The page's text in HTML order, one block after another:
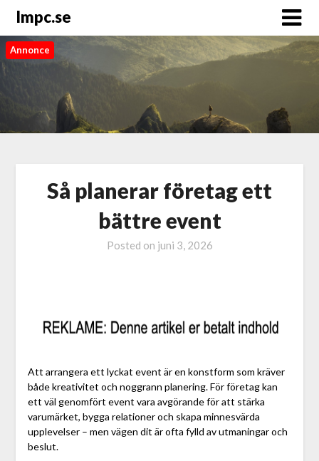
Impc.se
Annonce
Så planerar företag ett
bättre event
Posted on juni 3, 2026
Att arrangera ett lyckat event är en konstform som kräver
både kreativitet och noggrann planering. För företag kan
ett väl genomfört event vara avgörande för att stärka
varumärket, bygga relationer och skapa minnesvärda
upplevelser – men vägen dit är ofta fylld av utmaningar och
beslut.